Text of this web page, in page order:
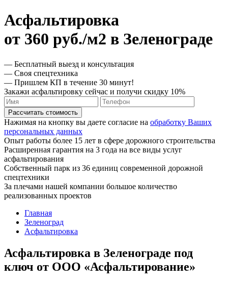
Асфальтировка
от 360 руб./м2 в Зеленограде
— Бесплатный выезд и консультация
— Своя спецтехника
— Пришлем КП в течение 30 минут!
Закажи асфальтировку сейчас и получи скидку 10%
Рассчитать стоимость
Нажимая на кнопку вы даете согласие на обработку Ваших
персональных данных
Опыт работы более 15 лет в сфере дорожного строительства
Расширенная гарантия на 3 года на все виды услуг
асфальтирования
Собственный парк из 36 единиц современной дорожной
спецтехники
За плечами нашей компании большое количество
реализованных проектов
Главная
Зеленоград
Асфальтировка
Асфальтировка в Зеленограде под
ключ от ООО «Асфальтирование»